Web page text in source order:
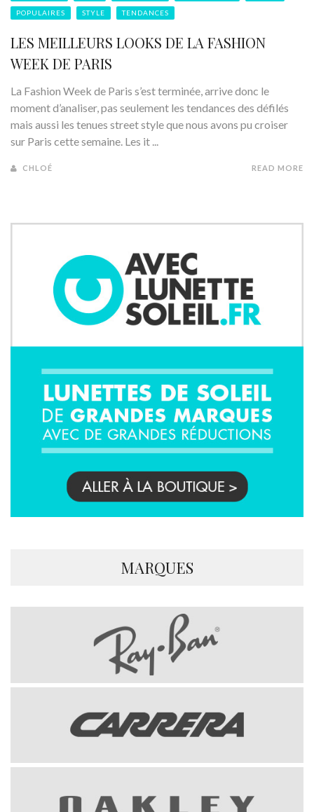
POPULAIRES STYLE TENDANCES
LES MEILLEURS LOOKS DE LA FASHION
WEEK DE PARIS
La Fashion Week de Paris s’est terminée, arrive donc le
moment d’analiser, pas seulement les tendances des défilés
mais aussi les tenues street style que nous avons pu croiser
sur Paris cette semaine. Les it ...
CHLOÉ READ MORE
MARQUES